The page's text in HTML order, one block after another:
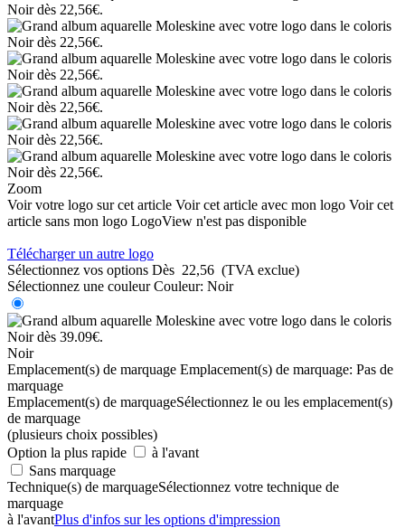
Zoom
Voir votre logo sur cet article Voir cet article avec mon logo Voir cet
article sans mon logo LogoView n'est pas disponible
Télécharger un autre logo
Sélectionnez vos options Dès 22,56 (TVA exclue)
Sélectionnez une couleur Couleur: Noir
Noir
Emplacement(s) de marquage Emplacement(s) de marquage: Pas de
marquage
Emplacement(s) de marquageSélectionnez le ou les emplacement(s)
de marquage
(plusieurs choix possibles)
Option la plus rapide
à l'avant
Sans marquage
Technique(s) de marquageSélectionnez votre technique de
marquage
à l'avantPlus d'infos sur les options d'impression